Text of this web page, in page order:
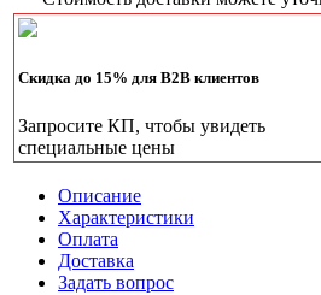
Скидка до 15% для B2B клиентов
Запросите КП, чтобы увидеть
специальные цены
Описание
Характеристики
Оплата
Доставка
Задать вопрос